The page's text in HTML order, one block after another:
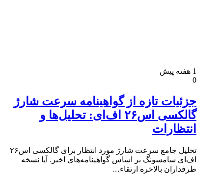
1 هفته پیش
0
جزئیات تازه از گواهینامه سرعت شارژ
گالکسی اس۲۶ اف‌ای: تحلیل‌ها و
انتظارات
تحلیل جامع سرعت شارژ مورد انتظار برای گالکسی اس۲۶
اف‌ای سامسونگ بر اساس گواهینامه‌های اخیر. آیا نسخه
طرفداران بالاخره ارتقاء…